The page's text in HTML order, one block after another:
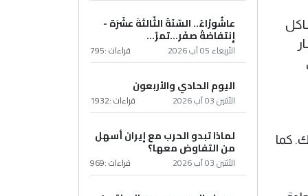
كما
عاشُورْاءُ.. السّنَةُ الثّالثةَ عشَرَة -
إِنتفاضةُ صفَر…تمرّ...
الأربعاء 05 آب 2026 قراءات :795
اليوم الحادي والأربعون
الأثنين 03 آب 2026 قراءات :1932
لماذا تبدو الحرب مع إيران أسهل
من التفاوض معها؟
الأثنين 03 آب 2026 قراءات :969